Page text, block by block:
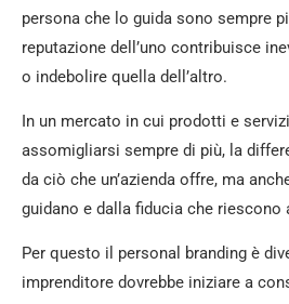
persona che lo guida sono sempre
reputazione dell’uno contribuisce
o indebolire quella dell’altro.
In un mercato in cui prodotti e
assomigliarsi sempre di più, la
da ciò che un’azienda offre, ma
guidano e dalla fiducia che riescono
Per questo il personal branding è
imprenditore dovrebbe iniziare a